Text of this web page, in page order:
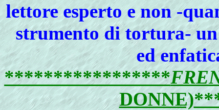
lettore esperto e non -
strumento di tortura- un
ed
*****************